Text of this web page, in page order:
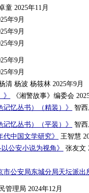
童 2025年11月
年9月
年9月
年9月
年9月
年9月
清 杨波 杨筱林 2025年9月
《湘警故事》编委会
记忆丛书）（精装）》
智西
记忆丛书）（平装）》
智西
代中国文学研究》
王智慧
公安小说为视角》
张友文
公安局东城分局天坛派出
管理局 2024年12月